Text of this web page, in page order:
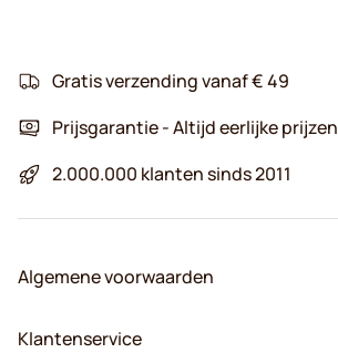
Gratis verzending vanaf € 49
Prijsgarantie - Altijd eerlijke prijzen
2.000.000 klanten sinds 2011
Algemene voorwaarden
Klantenservice